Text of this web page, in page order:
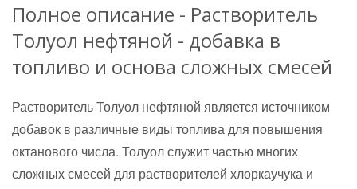
Полное описание - Растворитель
Толуол нефтяной - добавка в
топливо и основа сложных смесей
Растворитель Толуол нефтяной является источником
добавок в различные виды топлива для повышения
октанового числа. Толуол служит частью многих
сложных смесей для растворителей хлоркаучука и